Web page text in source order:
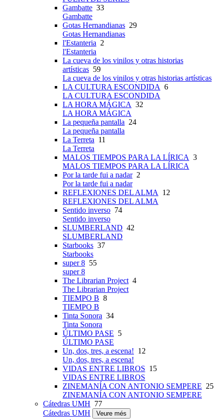
Gambatte 33
Gambatte
Gotas Hernandianas 29
Gotas Hernandianas
l'Estanteria 2
l'Estanteria
La cueva de los vinilos y otras historias
artísticas 59
La cueva de los vinilos y otras historias artísticas
LA CULTURA ESCONDIDA 6
LA CULTURA ESCONDIDA
LA HORA MÁGICA 32
LA HORA MÁGICA
La pequeña pantalla 24
La pequeña pantalla
La Terreta 11
La Terreta
MALOS TIEMPOS PARA LA LÍRICA 3
MALOS TIEMPOS PARA LA LÍRICA
Por la tarde fui a nadar2
Por la tarde fui a nadar
REFLEXIONES DEL ALMA 12
REFLEXIONES DEL ALMA
Sentido inverso 74
Sentido inverso
SLUMBERLAND 42
SLUMBERLAND
Starbooks 37
Starbooks
super 8 55
super 8
The Librarian Project4
The Librarian Project
TIEMPO B 8
TIEMPO B
Tinta Sonora 34
Tinta Sonora
ÚLTIMO PASE 5
ÚLTIMO PASE
Un, dos, tres, a escena! 12
Un, dos, tres, a escena!
VIDAS ENTRE LIBROS 15
VIDAS ENTRE LIBROS
ZINEMANÍA CON ANTONIO SEMPERE 25
ZINEMANÍA CON ANTONIO SEMPERE
Cátedras UMH 77
Cátedras UMH
Veure més